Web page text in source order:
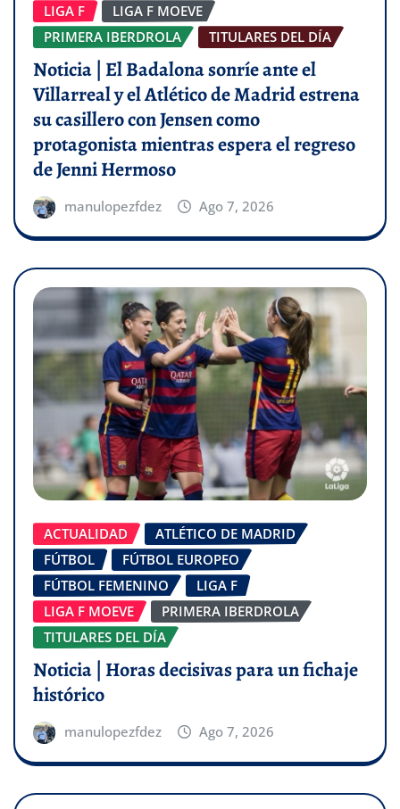
LIGA F
LIGA F MOEVE
PRIMERA IBERDROLA
TITULARES DEL DÍA
Noticia | El Badalona sonríe ante el
Villarreal y el Atlético de Madrid estrena
su casillero con Jensen como
protagonista mientras espera el regreso
de Jenni Hermoso
manulopezfdez Ago 7, 2026
ACTUALIDAD
ATLÉTICO DE MADRID
FÚTBOL
FÚTBOL EUROPEO
FÚTBOL FEMENINO
LIGA F
LIGA F MOEVE
PRIMERA IBERDROLA
TITULARES DEL DÍA
Noticia | Horas decisivas para un fichaje
histórico
manulopezfdez Ago 7, 2026